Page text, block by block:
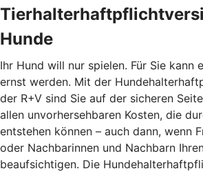
Hunde
Ihr Hund will nur spielen. Für Sie kann
ernst werden. Mit der
der R+V sind Sie auf der sicheren
allen unvorhersehbaren Kosten, die
entstehen können – auch dann, wenn
oder Nachbarinnen und Nachbarn
beaufsichtigen. Die